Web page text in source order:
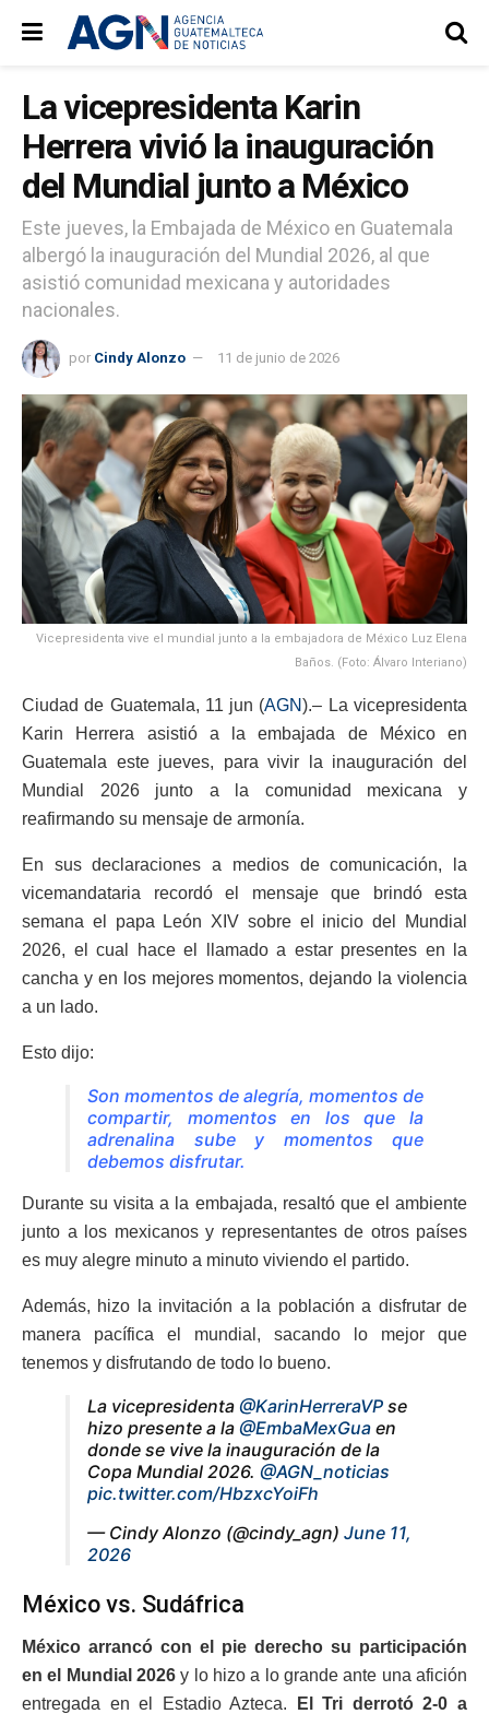
La vicepresidenta Karin
Herrera vivió la inauguración
del Mundial junto a México
Este jueves, la Embajada de México en Guatemala
albergó la inauguración del Mundial 2026, al que
asistió comunidad mexicana y autoridades
nacionales.
por Cindy Alonzo 11 de junio de 2026
Vicepresidenta vive el mundial junto a la embajadora de México Luz Elena
Baños. (Foto: Álvaro Interiano)
Ciudad de Guatemala, 11 jun (AGN).– La vicepresidenta
Karin Herrera asistió a la embajada de México en
Guatemala este jueves, para vivir la inauguración del
Mundial 2026 junto a la comunidad mexicana y
reafirmando su mensaje de armonía.
En sus declaraciones a medios de comunicación, la
vicemandataria recordó el mensaje que brindó esta
semana el papa León XIV sobre el inicio del Mundial
2026, el cual hace el llamado a estar presentes en la
cancha y en los mejores momentos, dejando la violencia
a un lado.
Esto dijo:
Son momentos de alegría, momentos de
compartir, momentos en los que la
adrenalina sube y momentos que
debemos disfrutar.
Durante su visita a la embajada, resaltó que el ambiente
junto a los mexicanos y representantes de otros países
es muy alegre minuto a minuto viviendo el partido.
Además, hizo la invitación a la población a disfrutar de
manera pacífica el mundial, sacando lo mejor que
tenemos y disfrutando de todo lo bueno.
La vicepresidenta @KarinHerreraVP se
hizo presente a la @EmbaMexGua en
donde se vive la inauguración de la
Copa Mundial 2026. @AGN_noticias
pic.twitter.com/HbzxcYoiFh
— Cindy Alonzo (@cindy_agn) June 11,
2026
México vs. Sudáfrica
México arrancó con el pie derecho su participación
en el Mundial 2026 y lo hizo a lo grande ante una afición
entregada en el Estadio Azteca. El Tri derrotó 2-0 a